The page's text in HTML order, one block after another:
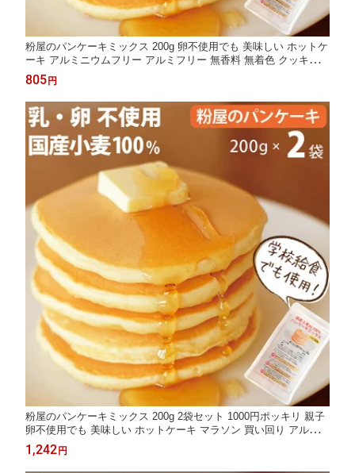
粉屋のパンケーキミックス 200g 卵不使用でも 美味しい ホットケ
ーキ アルミニウムフリー アルミフリー 無香料 無着色 クッキー
スコーン 子供 おやつ お取り寄せグルメ おすすめ
805 円
粉屋のパンケーキミックス 200g 2袋セット 1000円ポッキリ 親子
卵不使用でも 美味しい ホットケーキ マラソン 買い回り アルミニ
ウムフリー アルミフリー 無香料 無着色 楽天ランキング1位獲得
お試し 子供 安心 国産小麦粉 おすすめ おやつ お取り寄せグルメ
1,242 円